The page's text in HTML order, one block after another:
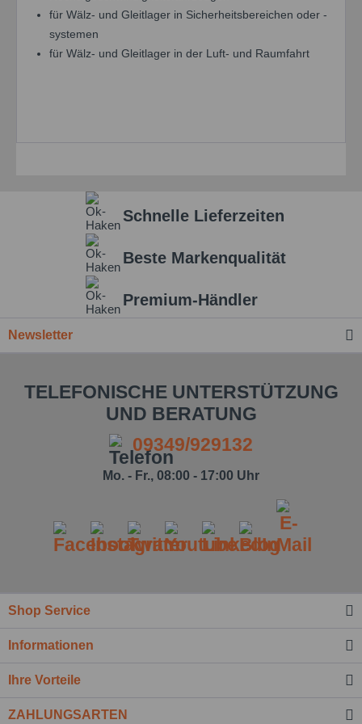
für Wälz- und Gleitlager in Sicherheitsbereichen oder -
systemen
für Wälz- und Gleitlager in der Luft- und Raumfahrt
Schnelle Lieferzeiten
Beste Markenqualität
Premium-Händler
Newsletter
TELEFONISCHE UNTERSTÜTZUNG
UND BERATUNG
09349/929132
Mo. - Fr., 08:00 - 17:00 Uhr
Shop Service
Informationen
Ihre Vorteile
ZAHLUNGSARTEN